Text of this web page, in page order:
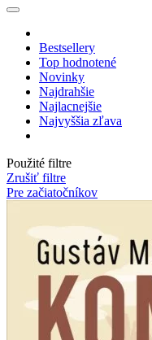
Bestsellery
Top hodnotené
Novinky
Najdrahšie
Najlacnejšie
Najvyššia zľava
Použité filtre
Zrušiť filtre
Pre začiatočníkov